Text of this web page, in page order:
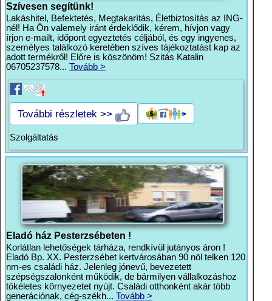
Szívesen segítünk!
Lakáshitel, Befektetés, Megtakarítás, Életbiztosítás az ING-
nél! Ha Ön valemely iránt érdeklődik, kérem, hívjon vagy
írjon e-mailt, időpont egyeztetés céljából, és egy ingyenes,
személyes találkozó keretében szíves tájékoztatást kap az
adott termékről! Előre is köszönöm! Szitás Katalin
06705237578... Tovább >
További részletek >>
Szolgáltatás
Eladó ház Pesterzsébeten !
Korlátlan lehetőségek tárháza, rendkívül jutányos áron !
Eladó Bp. XX. Pesterzsébet kertvárosában 90 nöl telken 120
nm-es családi ház. Jelenleg jónevű, bevezetett
szépségszalonként működik, de bármilyen vállalkozáshoz
tökéletes környezetet nyújt. Családi otthonként akár több
generációnak, cég-székh... Tovább >